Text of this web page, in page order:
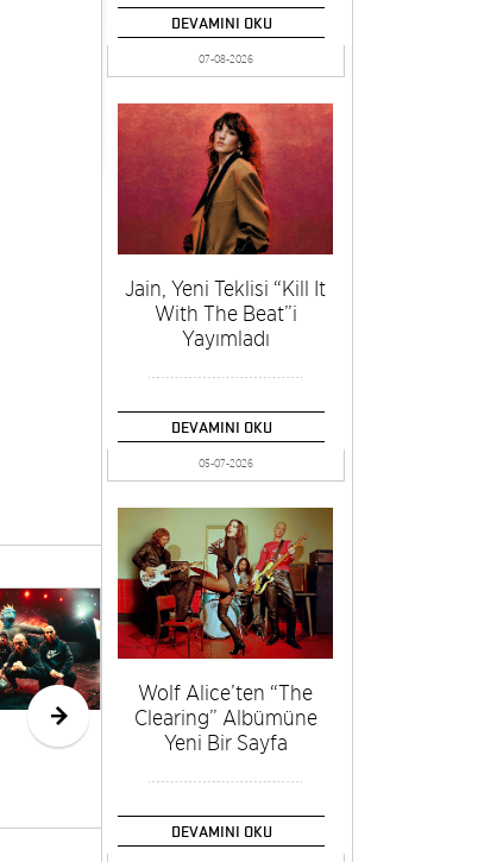
BIFED 2026
İçin Başvurular
Başladı
DEVAMINI OKU
07-08-2026
Jain, Yeni Teklisi “Kill It
With The Beat”i
Yayımladı
DEVAMINI OKU
05-07-2026
Wolf Alice’ten “The
Clearing” Albümüne
Yeni Bir Sayfa
DEVAMINI OKU